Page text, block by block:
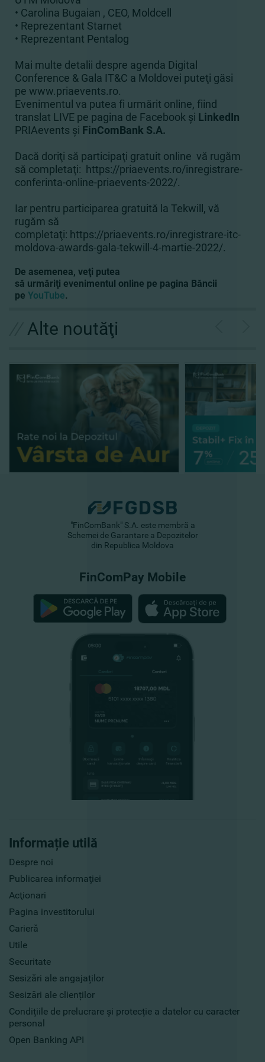
• Carolina Bugaian , CEO, Moldcell
• Reprezentant Starnet
• Reprezentant Pentalog
Mai multe detalii despre agenda Digital
Conference & Gala IT&C a Moldovei puteţi găsi
pe www.priaevents.ro.
Evenimentul va putea fi urmărit online, fiind
translat LIVE pe pagina de Facebook şi LinkedIn
PRIAevents şi FinComBank S.A.
Dacă doriţi să participaţi gratuit online vă rugăm
să completaţi: https://priaevents.ro/inregistrare-
conferinta-online-priaevents-2022/.
Iar pentru participarea gratuită la Tekwill, vă
rugăm să
completaţi: https://priaevents.ro/inregistrare-itc-
moldova-awards-gala-tekwill-4-martie-2022/.
De asemenea, veţi putea
să urmăriţi evenimentul online pe pagina Băncii
pe YouTube.
Alte noutăţi
Informație utilă
Despre noi
Publicarea informaţiei
Acţionari
Pagina investitorului
Carieră
Utile
Securitate
Sesizări ale angajaților
Sesizări ale clienților
Condițiile de prelucrare și protecție a datelor cu caracter
personal
Open Banking API
"FinComBank" S.A. este membră a
Schemei de Garantare a Depozitelor
din Republica Moldova
FinComPay Mobile